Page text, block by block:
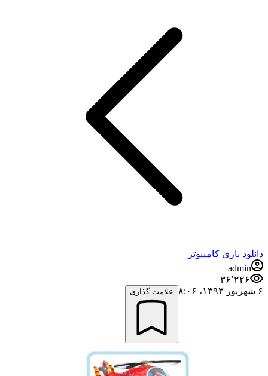
دانلود بازی کامپیوتر
admin
۳۶٬۲۲۶
۶ شهریور ۱۳۹۳،‏ ۸:۰۶
علامت گذاری